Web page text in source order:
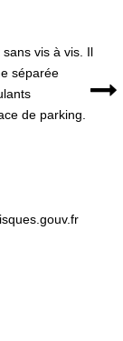
vis à vis. Il
séparée
de parking.